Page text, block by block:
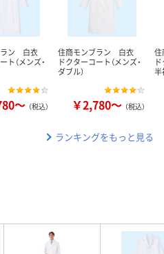
ラン 白衣
ト（メンズ・
～ （税込）
住商モンブラン 白衣
ドクターコート（メンズ・
ダブル）
￥2,780～ （税込）
半
ランキングをもっと見る